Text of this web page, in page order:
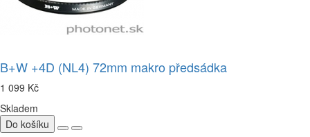
B+W +4D (NL4) 72mm makro předsádka
1 099 Kč
Skladem
Do košíku